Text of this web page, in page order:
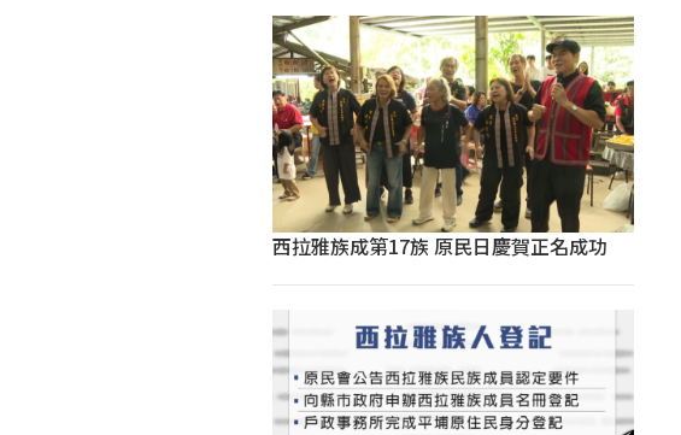
西拉雅族成第17族 原民日慶賀正名成功